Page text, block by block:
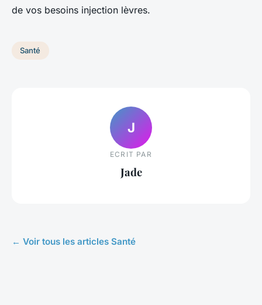
de vos besoins injection lèvres.
Santé
J
ECRIT PAR
Jade
← Voir tous les articles Santé